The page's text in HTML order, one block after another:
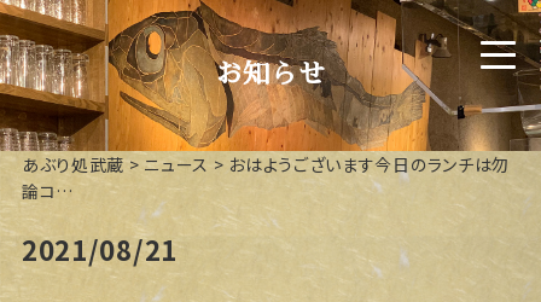
お知らせ
あぶり処武蔵> ニュース > おはようございます今日のランチは勿
論コ…
2021/08/21